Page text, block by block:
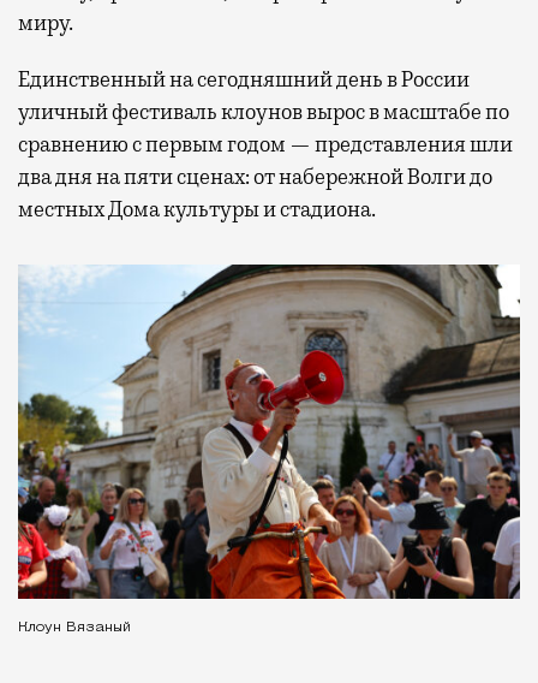
миру.
Единственный на сегодняшний день в России
уличный фестиваль клоунов вырос в масштабе по
сравнению с первым годом — представления шли
два дня на пяти сценах: от набережной Волги до
местных Дома культуры и стадиона.
Клоун Вязаный